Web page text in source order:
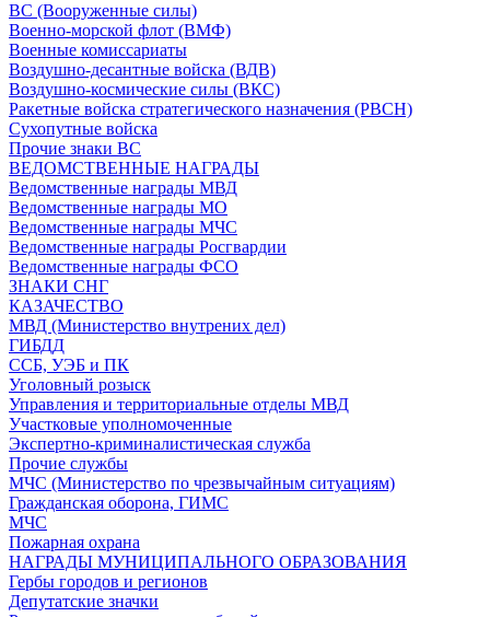
ВС (Вооруженные силы)
Военно-морской флот (ВМФ)
Военные комиссариаты
Воздушно-десантные войска (ВДВ)
Воздушно-космические силы (ВКС)
Ракетные войска стратегического назначения (РВСН)
Сухопутные войска
Прочие знаки ВС
ВЕДОМСТВЕННЫЕ НАГРАДЫ
Ведомственные награды МВД
Ведомственные награды МО
Ведомственные награды МЧС
Ведомственные награды Росгвардии
Ведомственные награды ФСО
ЗНАКИ СНГ
КАЗАЧЕСТВО
МВД (Министерство внутрених дел)
ГИБДД
ССБ, УЭБ и ПК
Уголовный розыск
Управления и территориальные отделы МВД
Участковые уполномоченные
Экспертно-криминалистическая служба
Прочие службы
МЧС (Министерство по чрезвычайным ситуациям)
Гражданская оборона, ГИМС
МЧС
Пожарная охрана
НАГРАДЫ МУНИЦИПАЛЬНОГО ОБРАЗОВАНИЯ
Гербы городов и регионов
Депутатские значки